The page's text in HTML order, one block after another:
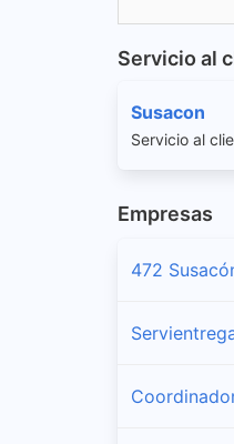
Servicio al
Susacon
Servicio al
Empresas
472